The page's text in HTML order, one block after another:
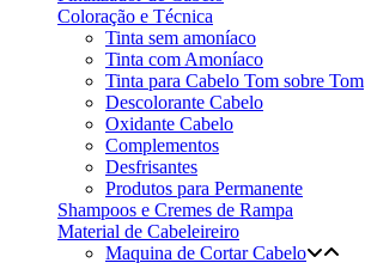
Coloração e Técnica
Tinta sem amoníaco
Tinta com Amoníaco
Tinta para Cabelo Tom sobre Tom
Descolorante Cabelo
Oxidante Cabelo
Complementos
Desfrisantes
Produtos para Permanente
Shampoos e Cremes de Rampa
Material de Cabeleireiro
Maquina de Cortar Cabelo